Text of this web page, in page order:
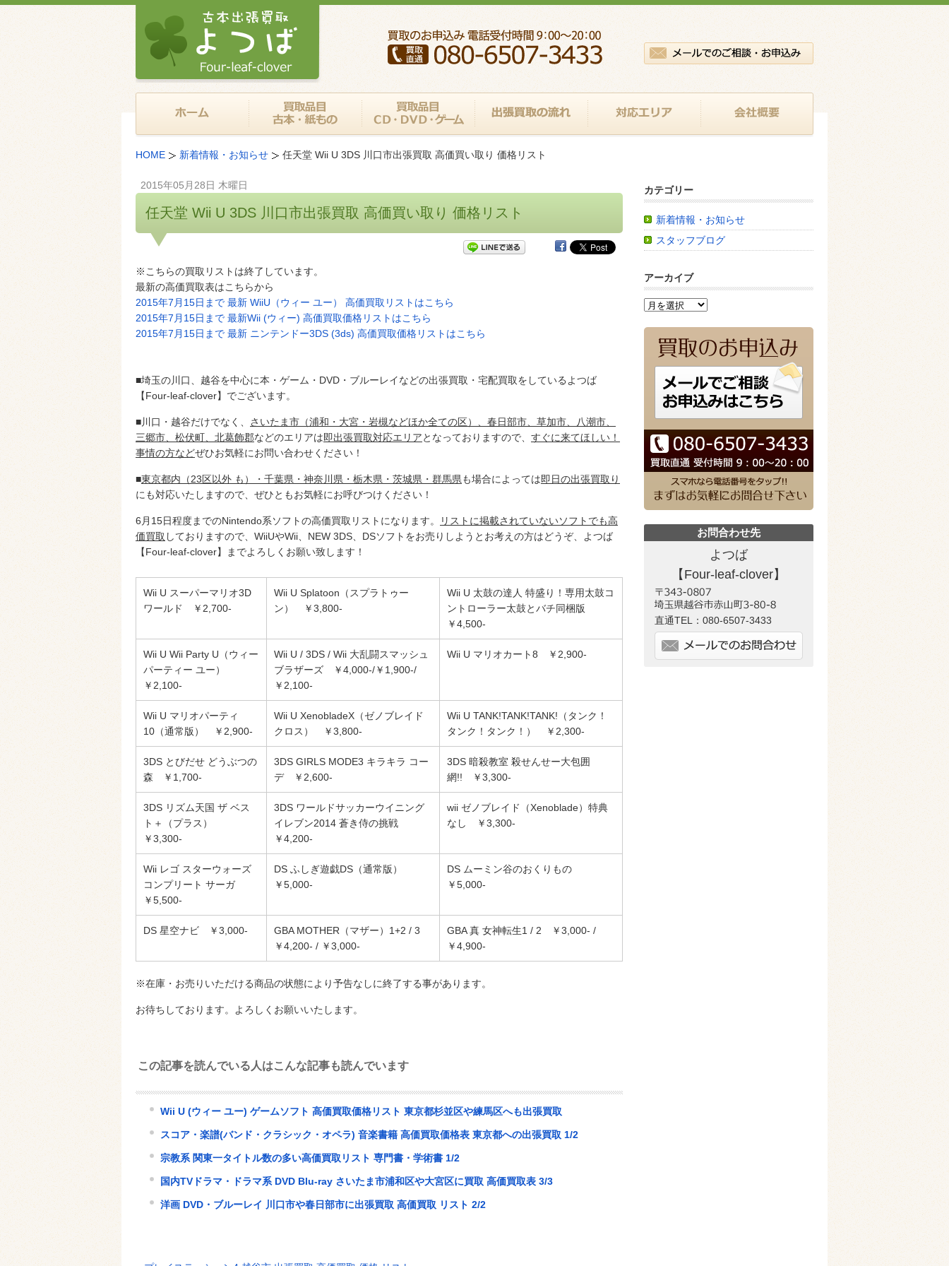
HOME 新着情報・お知らせ 任天堂 Wii U 3DS 川口市出張買取 高価買い取り 価格リスト
2015年05月28日 木曜日
任天堂 Wii U 3DS 川口市出張買取 高価買い取り 価格リスト
※こちらの買取リストは終了しています。
最新の高価買取表はこちらから
2015年7月15日まで 最新 WiiU（ウィー ユー） 高価買取リストはこちら
2015年7月15日まで 最新Wii (ウィー) 高価買取価格リストはこちら
2015年7月15日まで 最新 ニンテンドー3DS (3ds) 高価買取価格リストはこちら
■埼玉の川口、越谷を中心に本・ゲーム・DVD・ブルーレイなどの出張買取・宅配買取をしている よつば
【Four-leaf-clover】 でございます。
■川口・越谷だけでなく、 さいたま市（浦和・大宮・岩槻などほか全ての区）、春日部市、草加市、八潮市、
三郷市、松伏町、北葛飾郡などのエリアは即出張買取対応エリアとなっておりますので、 すぐに来てほしい！
事情の方などぜひお気軽にお問い合わせください！
■東京都内（23区以外 も）・千葉県・神奈川県・栃木県・茨城県・群馬県も場合によっては即日の出張買取り
にも対応いたしますので、ぜひともお気軽にお呼びつけください！
6月15日程度までのNintendo系ソフトの高価買取リストになります。
リストに掲載されていないソフトでも高
価買取 しておりますので、WiiUやWii、NEW 3DS、DSソフトをお売りしようとお考えの方はどうぞ、
よつば
【Four-leaf-clover】
までよろしくお願い致します！
Wii U スーパーマリオ3D
ワールド ￥2,700-
Wii U Splatoon（スプラトゥー
ン） ￥3,800-
Wii U 太鼓の達人 特盛り！専用太鼓コ
ントローラー太鼓とバチ同梱版
￥4,500-
Wii U Wii Party U（ウィー
パーティー ユー）
￥2,100-
Wii U / 3DS / Wii 大乱闘スマッシュ
ブラザーズ ￥4,000-/￥1,900-/
￥2,100-
Wii U マリオカート8 ￥2,900-
Wii U マリオパーティ
10（通常版） ￥2,900-
Wii U XenobladeX（ゼノブレイド
クロス） ￥3,800-
Wii U TANK!TANK!TANK!（タンク！
タンク！タンク！） ￥2,300-
3DS とびだせ どうぶつの
森 ￥1,700-
3DS GIRLS MODE3 キラキラ コー
デ ￥2,600-
3DS 暗殺教室 殺せんせー大包囲
網!! ￥3,300-
3DS リズム天国 ザ ベス
ト＋（プラス）
￥3,300-
3DS ワールドサッカーウイニング
イレブン2014 蒼き侍の挑戦
￥4,200-
wii ゼノブレイド（Xenoblade）特典
なし ￥3,300-
Wii レゴ スターウォーズ
コンプリート サーガ
￥5,500-
DS ふしぎ遊戯DS（通常版）
￥5,000-
DS ムーミン谷のおくりもの
￥5,000-
DS 星空ナビ ￥3,000-
GBA MOTHER（マザー）1+2 / 3
￥4,200- / ￥3,000-
GBA 真 女神転生1 / 2 ￥3,000- /
￥4,900-
※在庫・お売りいただける商品の状態により予告なしに終了する事があります。
お待ちしております。よろしくお願いいたします。
この記事を読んでいる人はこんな記事も読んでいます
Wii U (ウィー ユー) ゲームソフト 高価買取価格リスト 東京都杉並区や練馬区へも出張買取
スコア・楽譜(バンド・クラシック・オペラ) 音楽書籍 高価買取価格表 東京都への出張買取 1/2
宗教系 関東一タイトル数の多い高価買取リスト 専門書・学術書 1/2
国内TVドラマ・ドラマ系 DVD Blu-ray さいたま市浦和区や大宮区に買取 高価買取表 3/3
洋画 DVD・ブルーレイ 川口市や春日部市に出張買取 高価買取 リスト 2/2
カテゴリー
新着情報・お知らせ
スタッフブログ
アーカイブ
お問合わせ先
よつば
【Four-leaf-clover】
直通TEL： 080-6507-3433